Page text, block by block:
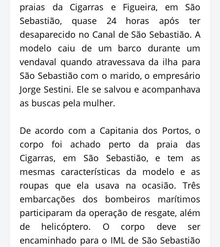
praias da Cigarras e Figueira, em São
Sebastião, quase 24 horas após ter
desaparecido no Canal de São Sebastião. A
modelo caiu de um barco durante um
vendaval quando atravessava da ilha para
São Sebastião com o marido, o empresário
Jorge Sestini. Ele se salvou e acompanhava
as buscas pela mulher.
De acordo com a Capitania dos Portos, o
corpo foi achado perto da praia das
Cigarras, em São Sebastião, e tem as
mesmas características da modelo e as
roupas que ela usava na ocasião. Três
embarcações dos bombeiros marítimos
participaram da operação de resgate, além
de helicóptero. O corpo deve ser
encaminhado para o IML de São Sebastião